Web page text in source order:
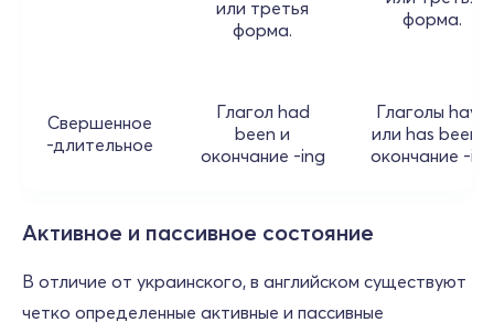
или третья
форма.
форма.
Свершенное
-длительное
Глагол had
been и
окончание -ing
Глаголы have
или has been и
окончание -ing
Активное и пассивное состояние
В отличие от украинского, в английском существуют
четко определенные активные и пассивные